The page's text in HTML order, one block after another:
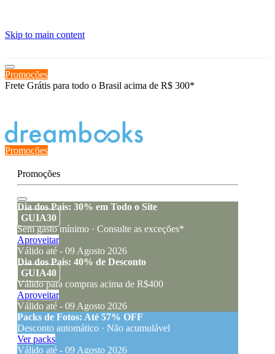
Skip to main content
Promoções
Frete Grátis para todo o Brasil acima de R$ 300*
Promoções
Promoções
Dia dos Pais: 30% em Todo o Site
GUIA30
Sem gasto mínimo · Consulte as exceções*
Aproveitar
Válido até - 09 Agosto 2026
Dia dos Pais: 40% de Desconto
GUIA40
Válido para compras acima de R$400
Aproveitar
Válido até - 09 Agosto 2026
Packs de Fotos: Até 57% OFF
Desconto automático · Não acumulável
Ver packs
Válido até - 09 Agosto 2026
≡